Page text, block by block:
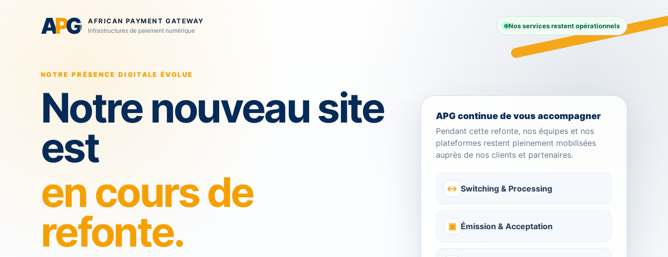
APG AFRICAN PAYMENT GATEWAY
Infrastructures de paiement numérique
Nos services restent opérationnels
NOTRE PRÉSENCE DIGITALE ÉVOLUE
Notre nouveau site
est
en cours de
refonte.
APG continue de vous accompagner
Pendant cette refonte, nos équipes et nos
plateformes restent pleinement mobilisées
auprès de nos clients et partenaires.
↔ Switching & Processing
▣ Émission & Acceptation